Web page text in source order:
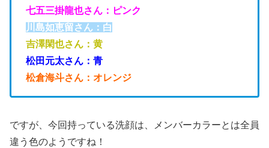
七五三掛龍也さん：ピンク
川島如恵留さん：白
吉澤閑也さん：黄
松田元太さん：青
松倉海斗さん：オレンジ
ですが、今回持っている洗顔は、メンバーカラーとは全員
違う色のようですね！